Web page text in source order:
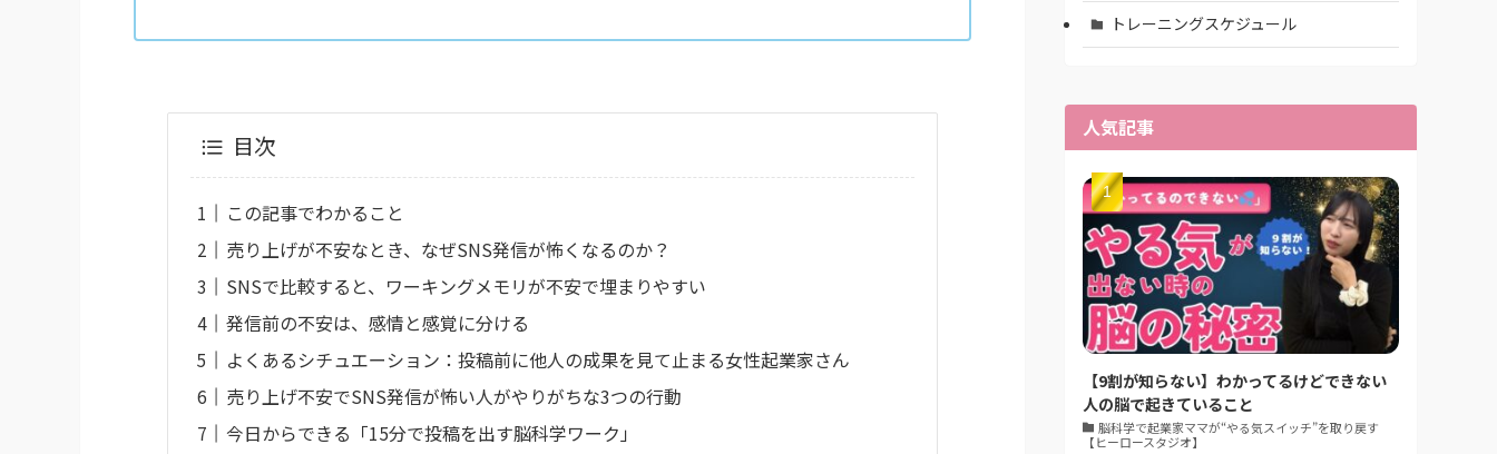
目次
この記事でわかること
売り上げが不安なとき、なぜSNS発信が怖くなるのか？
SNSで比較すると、ワーキングメモリが不安で埋まりやすい
発信前の不安は、感情と感覚に分ける
よくあるシチュエーション：投稿前に他人の成果を見て止まる女性起業家さん
売り上げ不安でSNS発信が怖い人がやりがちな3つの行動
今日からできる「15分で投稿を出す脳科学ワーク」
トレーニングスケジュール
人気記事
【9割が知らない】わかってるけどできない
人の脳で起きていること
脳科学で起業家ママが“やる気スイッチ”を取り戻す
【ヒーロースタジオ】